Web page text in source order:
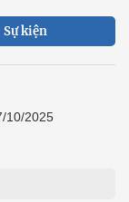
Sự kiện
10/2025